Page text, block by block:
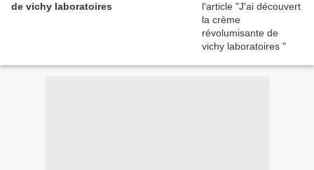
de vichy laboratoires